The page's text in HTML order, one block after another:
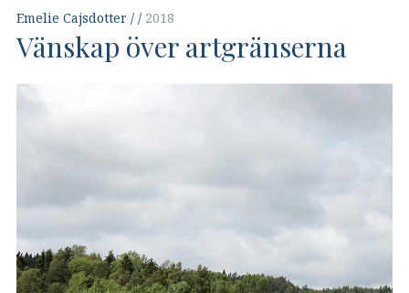
Emelie Cajsdotter 2018
Vänskap över artgränserna